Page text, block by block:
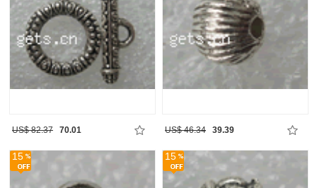
US$ 82.37 70.01 US$ 46.34 39.39
15 15